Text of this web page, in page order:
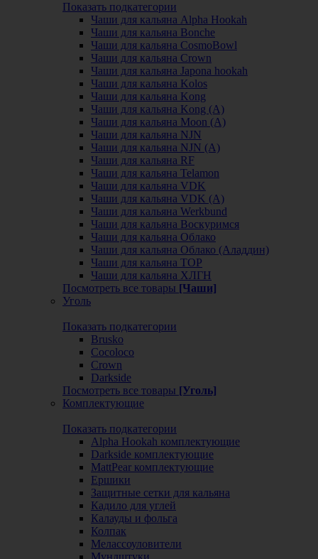
Показать подкатегории
Чаши для кальяна Alpha Hookah
Чаши для кальяна Bonche
Чаши для кальяна CosmoBowl
Чаши для кальяна Crown
Чаши для кальяна Japona hookah
Чаши для кальяна Kolos
Чаши для кальяна Kong
Чаши для кальяна Kong (A)
Чаши для кальяна Moon (А)
Чаши для кальяна NJN
Чаши для кальяна NJN (А)
Чаши для кальяна RF
Чаши для кальяна Telamon
Чаши для кальяна VDK
Чаши для кальяна VDK (А)
Чаши для кальяна Werkbund
Чаши для кальяна Воскуримся
Чаши для кальяна Облако
Чаши для кальяна Облако (Аладдин)
Чаши для кальяна ТОР
Чаши для кальяна ХЛГН
Посмотреть все товары [Чаши]
Уголь
Показать подкатегории
Brusko
Cocoloco
Crown
Darkside
Посмотреть все товары [Уголь]
Комплектующие
Показать подкатегории
Alpha Hookah комплектующие
Darkside комплектующие
MattPear комплектующие
Ершики
Защитные сетки для кальяна
Кадило для углей
Калауды и фольга
Колпак
Мелассоуловители
Мундштуки